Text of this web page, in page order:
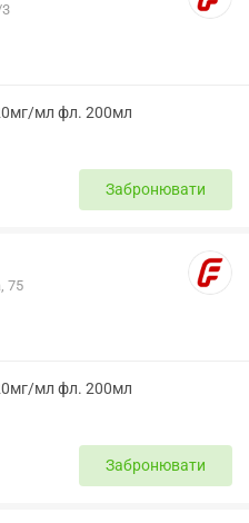
мл фл. 200мл
Забронювати
75
мл фл. 200мл
Забронювати